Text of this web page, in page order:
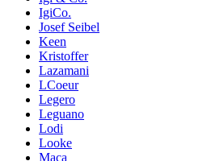
IgiCo.
Josef Seibel
Keen
Kristoffer
Lazamani
LCoeur
Legero
Leguano
Lodi
Looke
Maca